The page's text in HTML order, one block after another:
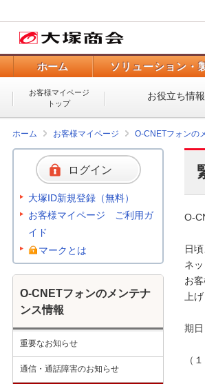
ホーム ソリューション・
お客様マイページ
トップ
お役立ち情報
ホーム お客様マイページ O-CNETフォンの
O-
日
ネ
お
上
期
（
ログイン
大塚ID新規登録（無料）
お客様マイページ ご利用ガ
イド
マークとは
O-CNETフォンのメンテナ
ンス情報
重要なお知らせ
通信・通話障害のお知らせ